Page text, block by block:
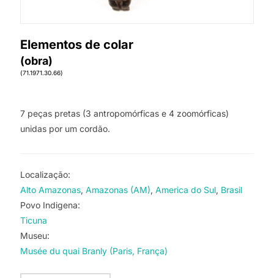
Elementos de colar
(obra)
(71.1971.30.66)
7 peças pretas (3 antropomórficas e 4 zoomórficas)
unidas por um cordão.
Localização:
Alto Amazonas Amazonas (AM) America do Sul Brasil
Povo Indigena:
Ticuna
Museu:
Musée du quai Branly (Paris, França)